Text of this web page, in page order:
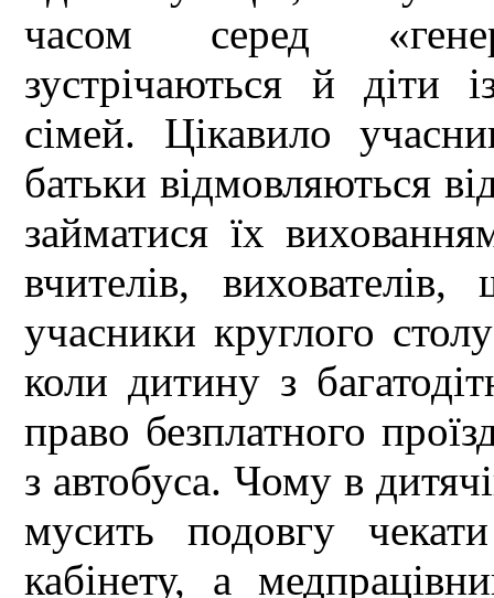
часом серед
зустрічаються й діти
сімей. Цікавило
батьки відмовляються
займатися їх
вчителів,
учасники круглого
коли дитину з
право безплатного
з автобуса. Чому в
мусить подовгу
кабінету, а